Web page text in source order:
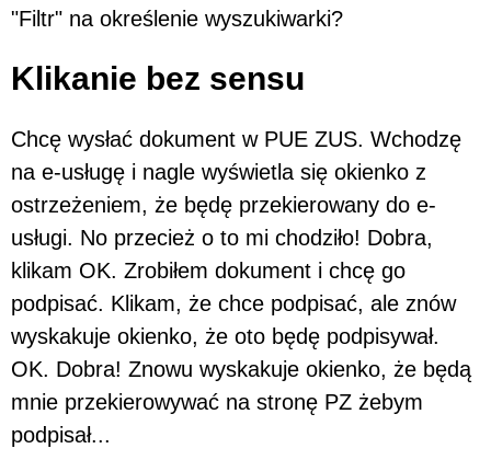
"Filtr" na określenie wyszukiwarki?
Klikanie bez sensu
Chcę wysłać dokument w PUE ZUS. Wchodzę
na e-usługę i nagle wyświetla się okienko z
ostrzeżeniem, że będę przekierowany do e-
usługi. No przecież o to mi chodziło! Dobra,
klikam OK. Zrobiłem dokument i chcę go
podpisać. Klikam, że chce podpisać, ale znów
wyskakuje okienko, że oto będę podpisywał.
OK. Dobra! Znowu wyskakuje okienko, że będą
mnie przekierowywać na stronę PZ żebym
podpisał...